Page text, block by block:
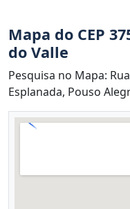
Mapa do CEP
do Valle
Pesquisa no Mapa:
Esplanada, Pouso